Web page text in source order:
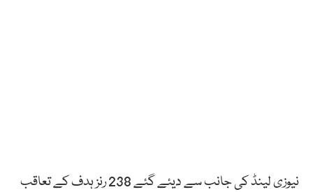
نیوزی لینڈ کی جانب سے دیئے گئے 238 رنز ہدف کے تعاقب